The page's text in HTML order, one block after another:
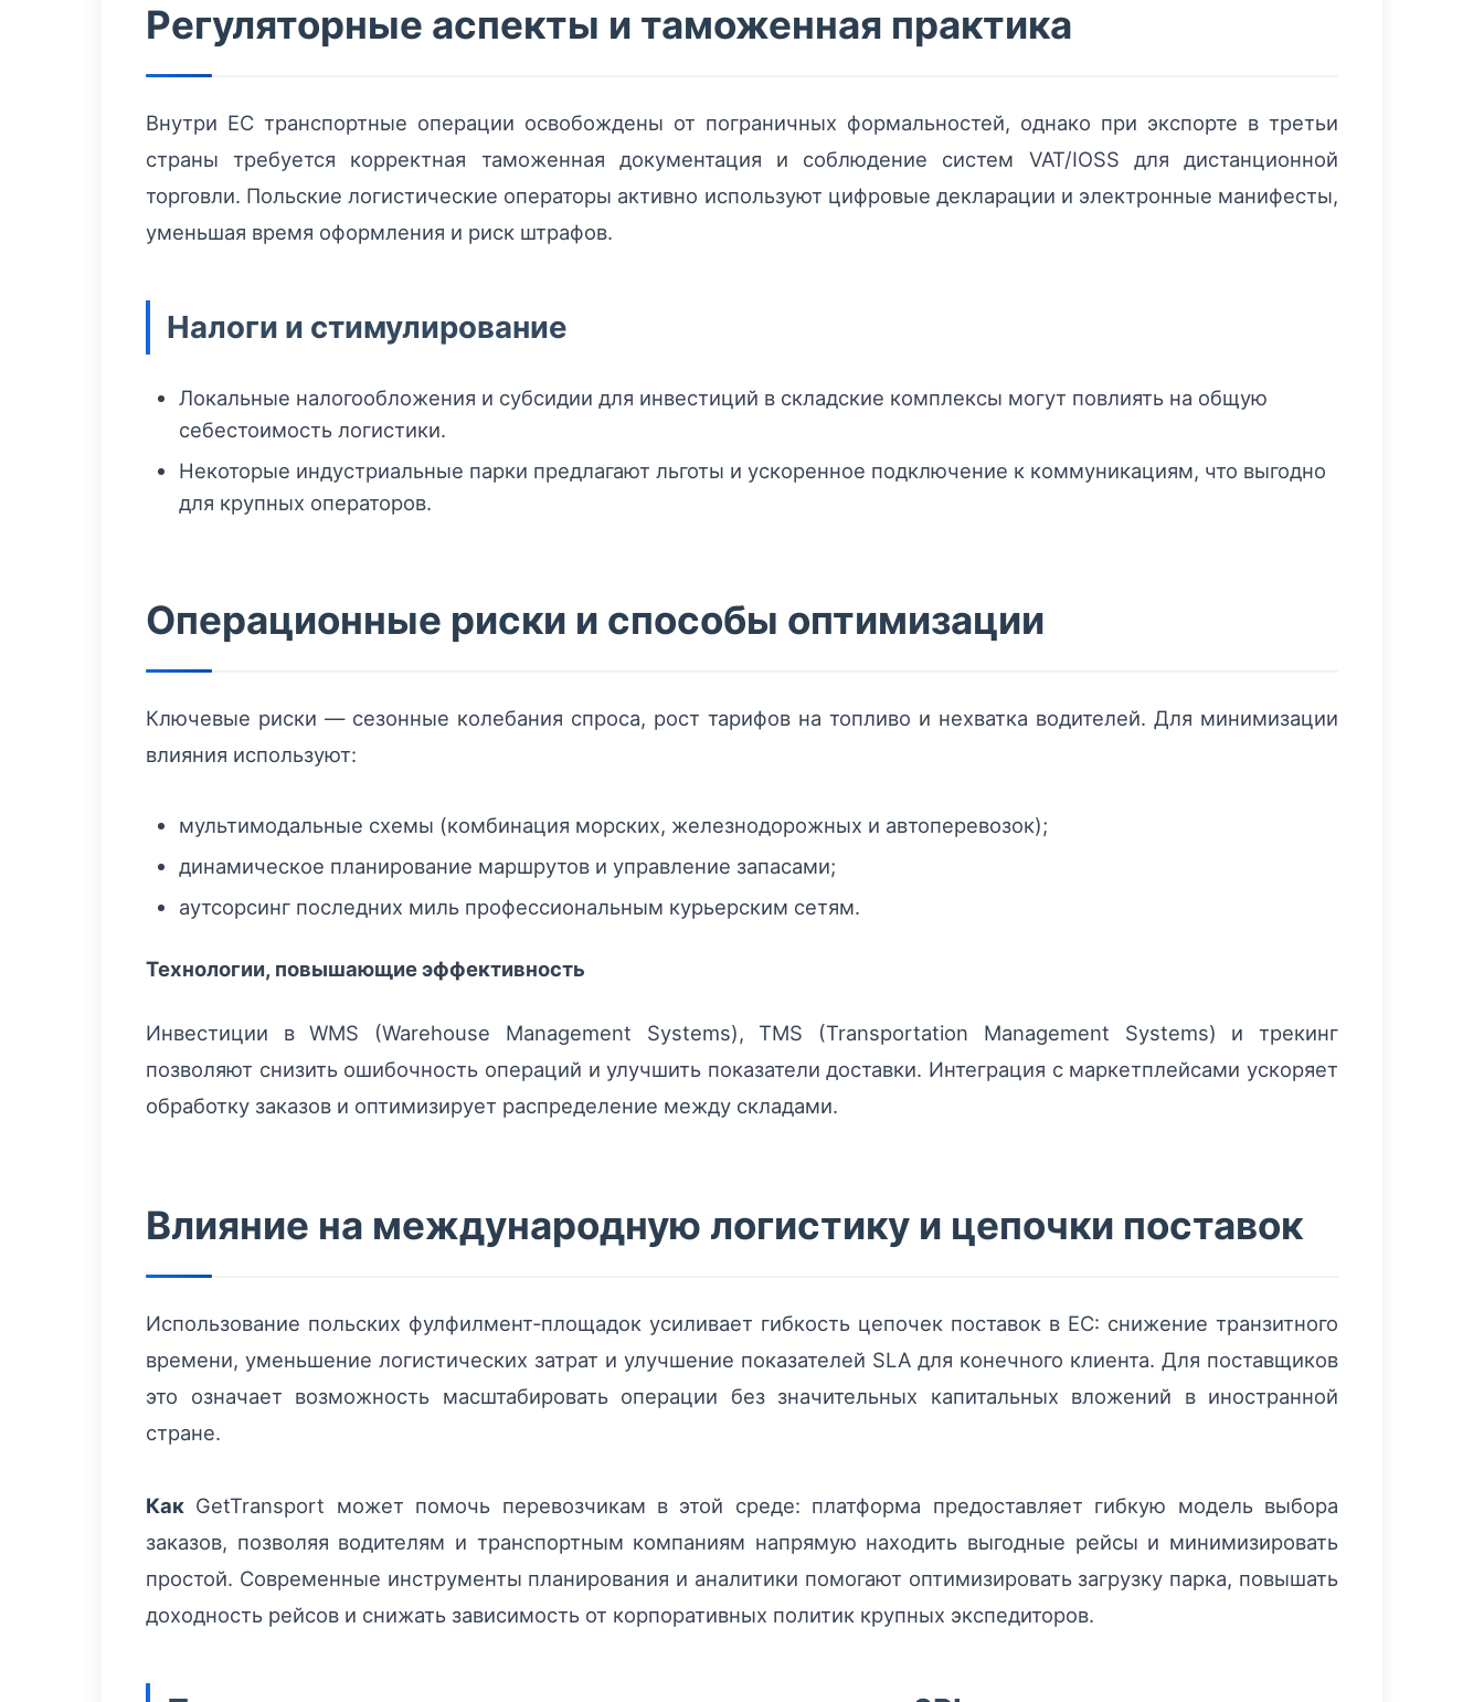
Регуляторные аспекты и таможенная практика
Внутри ЕС транспортные операции освобождены от пограничных формальностей, однако при экспорте в третьи
страны требуется корректная таможенная документация и соблюдение систем VAT/IOSS для дистанционной
торговли. Польские логистические операторы активно используют цифровые декларации и электронные манифесты,
уменьшая время оформления и риск штрафов.
Налоги и стимулирование
Локальные налогообложения и субсидии для инвестиций в складские комплексы могут повлиять на общую
себестоимость логистики.
Некоторые индустриальные парки предлагают льготы и ускоренное подключение к коммуникациям, что выгодно
для крупных операторов.
Операционные риски и способы оптимизации
Ключевые риски — сезонные колебания спроса, рост тарифов на топливо и нехватка водителей. Для минимизации
влияния используют:
мультимодальные схемы (комбинация морских, железнодорожных и автоперевозок);
динамическое планирование маршрутов и управление запасами;
аутсорсинг последних миль профессиональным курьерским сетям.
Технологии, повышающие эффективность
Инвестиции в WMS (Warehouse Management Systems), TMS (Transportation Management Systems) и трекинг
позволяют снизить ошибочность операций и улучшить показатели доставки. Интеграция с маркетплейсами ускоряет
обработку заказов и оптимизирует распределение между складами.
Влияние на международную логистику и цепочки поставок
Использование польских фулфилмент‑площадок усиливает гибкость цепочек поставок в ЕС: снижение транзитного
времени, уменьшение логистических затрат и улучшение показателей SLA для конечного клиента. Для поставщиков
это означает возможность масштабировать операции без значительных капитальных вложений в иностранной
стране.
Как GetTransport может помочь перевозчикам в этой среде: платформа предоставляет гибкую модель выбора
заказов, позволяя водителям и транспортным компаниям напрямую находить выгодные рейсы и минимизировать
простой. Современные инструменты планирования и аналитики помогают оптимизировать загрузку парка, повышать
доходность рейсов и снижать зависимость от корпоративных политик крупных экспедиторов.